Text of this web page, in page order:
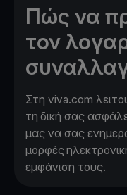
Πώς να
τον
Στη viva.com
τη δική σας
μας να σας
μορφές
εμφάνιση τους.